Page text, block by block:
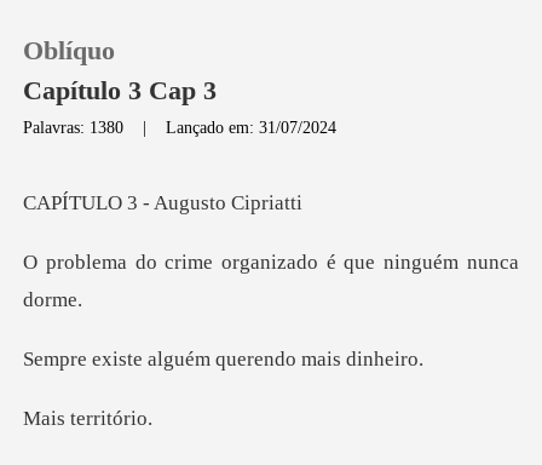
Oblíquo
Capítulo 3 Cap 3
Palavras: 1380 |Lançado em: 31/07/2024
- Augusto
organizado é que n
alguém querend
terri